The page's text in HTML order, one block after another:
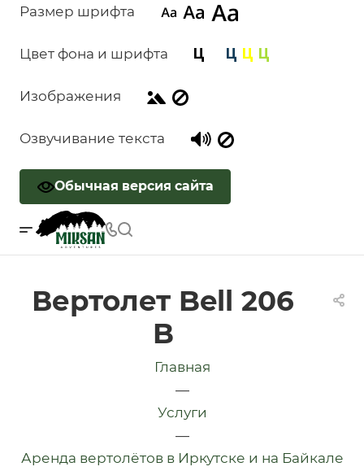
Размер шрифта
Цвет фона и шрифта
Изображения
Озвучивание текста
Обычная версия сайта
Вертолет Bell 206
B
Главная
—
Услуги
—
Аренда вертолётов в Иркутске и на Байкале